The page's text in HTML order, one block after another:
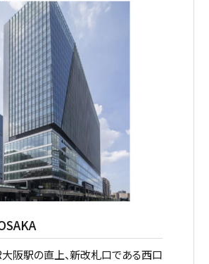
大阪駅の直上、新改札口である西口